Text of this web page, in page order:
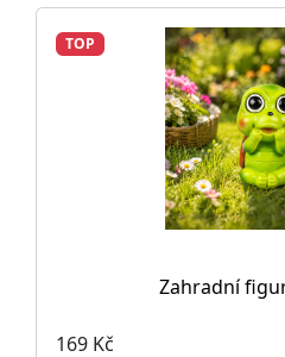
TOP
Zahradní
169 Kč